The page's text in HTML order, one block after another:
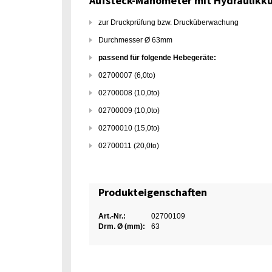
zur Druckprüfung bzw. Drucküberwachung
Durchmesser Ø 63mm
passend für folgende Hebegeräte:
02700007 (6,0to)
02700008 (10,0to)
02700009 (10,0to)
02700010 (15,0to)
02700011 (20,0to)
Produkteigenschaften
Art.-Nr.:
02700109
Drm. Ø (mm):
63